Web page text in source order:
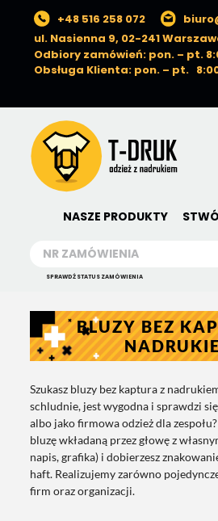
+48 516 258 072
ul. Nasienna 9, 02-241
Odbiory zamówień: pon. – pt.
Obsługa Klienta: pon. – pt.
NASZE PRODUKTY
SPRAWDŹ STATUS ZAMÓWIENIA
BLUZY BEZ
Szukasz bluzy bez kaptura z
schludnie, jest wygodna i sprawdzi
albo jako firmowa odzież dla
bluzę wkładaną przez głowę z
napis, grafika) i dobierzesz
haft. Realizujemy zarówno
firm oraz organizacji.